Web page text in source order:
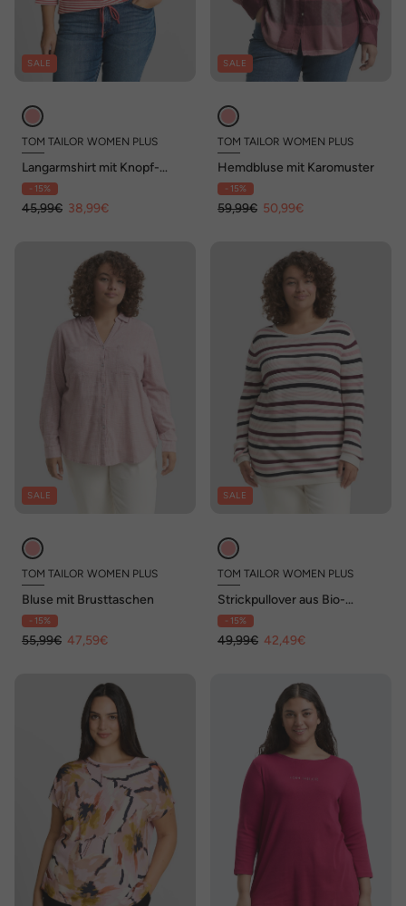
SALE
TOM TAILOR WOMEN PLUS
Langarmshirt mit Knopf-
Details
- 15%
45,99€ 38,99€
SALE
TOM TAILOR WOMEN PLUS
Hemdbluse mit Karomuster
- 15%
59,99€ 50,99€
SALE
TOM TAILOR WOMEN PLUS
Bluse mit Brusttaschen
- 15%
55,99€ 47,59€
SALE
TOM TAILOR WOMEN PLUS
Strickpullover aus Bio-
Baumwolle
- 15%
49,99€ 42,49€